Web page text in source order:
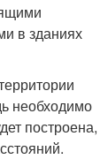
в зданиях
необходимо
построена,